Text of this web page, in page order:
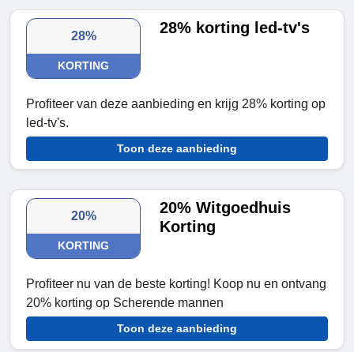
28%
KORTING
28% korting led-tv's
Profiteer van deze aanbieding en krijg 28% korting op
led-tv's.
Toon deze aanbieding
20%
KORTING
20% Witgoedhuis
Korting
Profiteer nu van de beste korting! Koop nu en ontvang
20% korting op Scherende mannen
Toon deze aanbieding